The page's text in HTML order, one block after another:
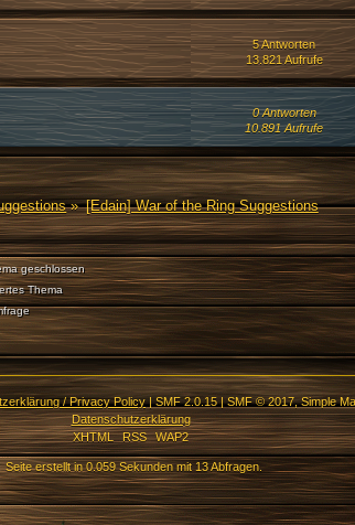
5 Antworten
13.821 Aufrufe
0 Antworten
10.891 Aufrufe
» [Edain] War of the Ring Suggestions
geschlossen
Thema
/ Privacy Policy|SMF 2.0.15|SMF © 2017,Simple
Datenschutzerklärung
XHTML
RSS WAP2
Seite erstellt in 0.059 Sekunden mit 13 Abfragen.